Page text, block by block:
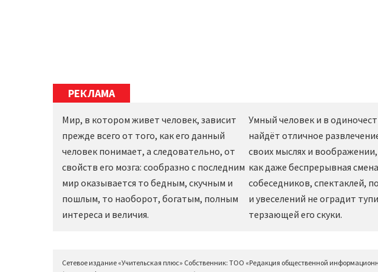
РЕКЛАМА
Мир, в котором живет человек, зависит
прежде всего от того, как его данный
человек понимает, а следовательно, от
свойств его мозга: сообразно с последним
мир оказывается то бедным, скучным и
пошлым, то наоборот, богатым, полным
интереса и величия.
Умный человек и в
найдёт отличное
своих мыслях и
как даже беспрерывная смена
собеседников, спектаклей,
и увеселений не оградит
терзающей его скуки.
Сетевое издание «Учительская плюс» Собственник: ТОО «Редакция общественной